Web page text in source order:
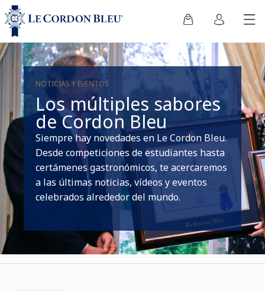
NOTICIAS Y EVENTOS
Los múltiples sabores
de Cordon Bleu
Siempre hay novedades en Le Cordon Bleu.
Desde competiciones de estudiantes hasta
certámenes gastronómicos, te acercaremos
a las últimas noticias, vídeos y eventos
celebrados alrededor del mundo.